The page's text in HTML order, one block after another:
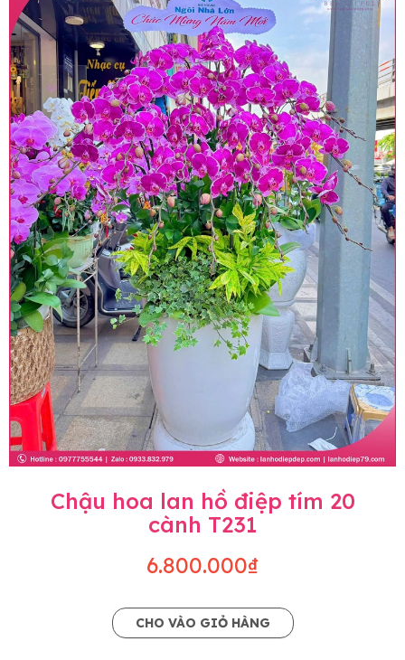
Chậu hoa lan hồ điệp tím 20
cành T231
6.800.000₫
CHO VÀO GIỎ HÀNG